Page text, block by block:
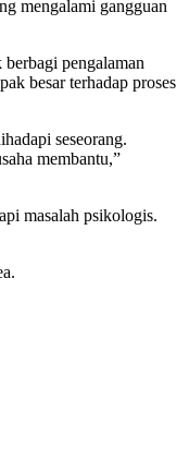
mengalami gangguan
pengalaman
besar terhadap proses
seseorang.
membantu,”
masalah psikologis.